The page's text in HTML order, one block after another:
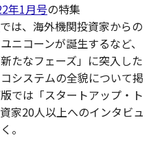
年1月号の特集
では、海外機関投資家からの
ニコーンが誕生するなど、
たなフェーズ」に突入した
システムの全貌について掲
では「スタートアップ・ト
家20人以上へのインタビュ
。